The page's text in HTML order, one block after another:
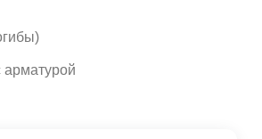
арматурой